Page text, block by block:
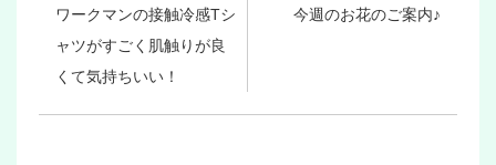
ワークマンの接触冷感Tシ
ャツがすごく肌触りが良
くて気持ちいい！
今週のお花のご案内♪